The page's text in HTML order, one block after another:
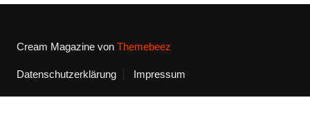
Cream Magazine von Themebeez
Datenschutzerklärung Impressum